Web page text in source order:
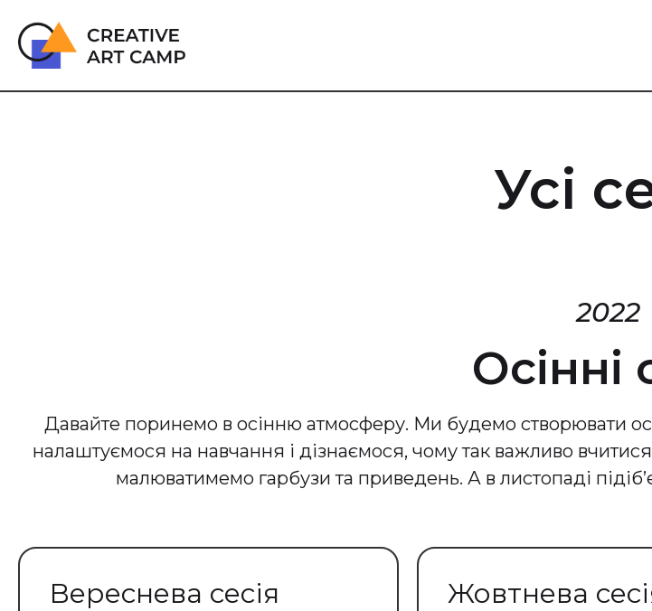
Усі
2022
Осінні
Давайте поринемо в осінню атмосферу. Ми будемо створювати
налаштуємося на навчання і дізнаємося, чому так важливо
малюватимемо гарбузи та приведень. А в листопаді
Вереснева сесія Жовтнева